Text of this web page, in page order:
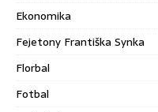
Ekonomika
Fejetony Františka Synka
Florbal
Fotbal